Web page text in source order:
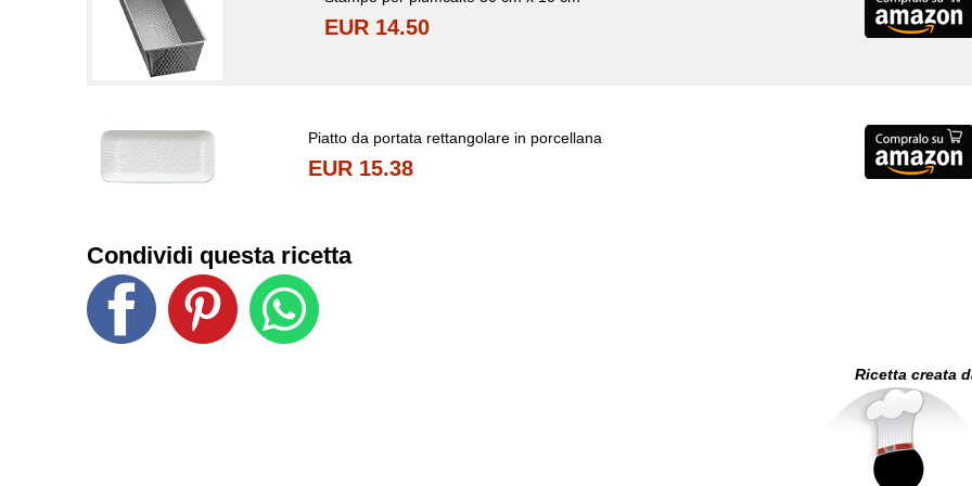
EUR 14.50
Piatto da portata rettangolare in porcellana
EUR 15.38
Condividi questa ricetta
Ricetta creata